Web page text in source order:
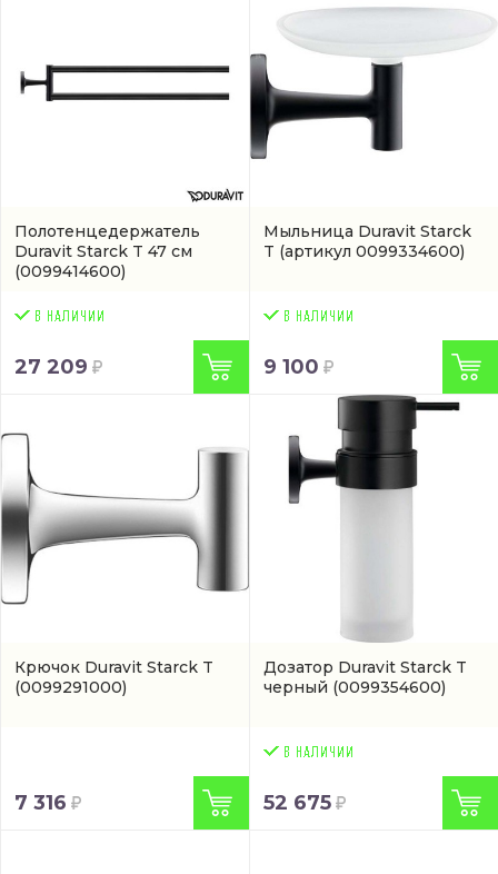
Полотенцедержатель
Duravit Starck T 47 см
(0099414600)
27 209
Мыльница Duravit Starck
T (артикул 0099334600)
9 100
Крючок Duravit Starck T
(0099291000)
7 316
Дозатор Duravit Starck T
черный (0099354600)
52 675